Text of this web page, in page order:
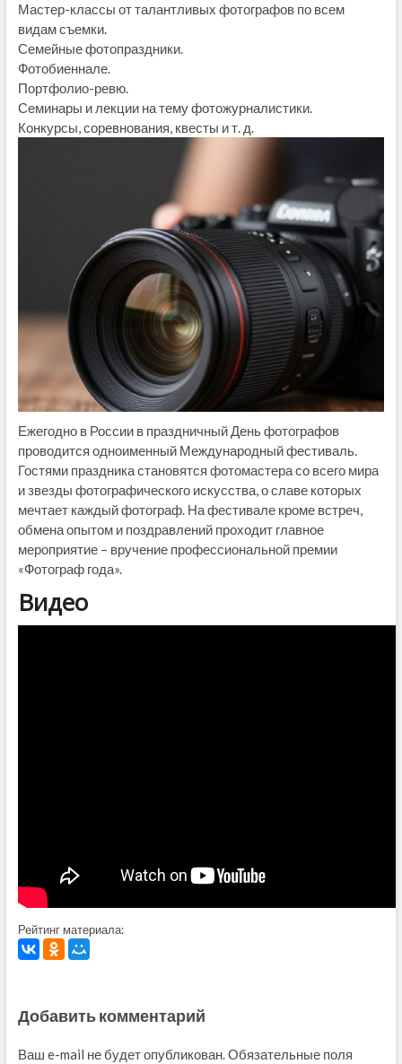
Мастер-классы от талантливых фотографов по всем
видам съемки.
Семейные фотопраздники.
Фотобиеннале.
Портфолио-ревю.
Семинары и лекции на тему фотожурналистики.
Конкурсы, соревнования, квесты и т. д.
Ежегодно в России в праздничный День фотографов
проводится одноименный Международный фестиваль.
Гостями праздника становятся фотомастера со всего мира
и звезды фотографического искусства, о славе которых
мечтает каждый фотограф. На фестивале кроме встреч,
обмена опытом и поздравлений проходит главное
мероприятие – вручение профессиональной премии
«Фотограф года».
Видео
Рейтинг материала:
Добавить комментарий
Ваш e-mail не будет опубликован.Обязательные поля